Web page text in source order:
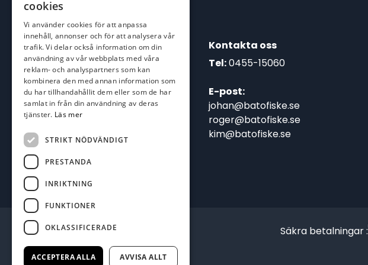
Kontakta oss
Tel:0455-15060
E-post:
johan@batofiske.se
roger@batofiske.se
kim@batofiske.se
Säkra betalningar :
cookies
Vi använder cookies för att anpassa
innehåll, annonser och för att analysera vår
trafik. Vi delar också information om din
användning av vår webbplats med våra
reklam- och analyspartners som kan
kombinera den med annan information som
du har tillhandahållit dem eller som de har
samlat in från din användning av deras
tjänster. Läs mer
STRIKT NÖDVÄNDIGT
PRESTANDA
INRIKTNING
FUNKTIONER
OKLASSIFICERADE
ACCEPTERA ALLA AVVISA ALLT